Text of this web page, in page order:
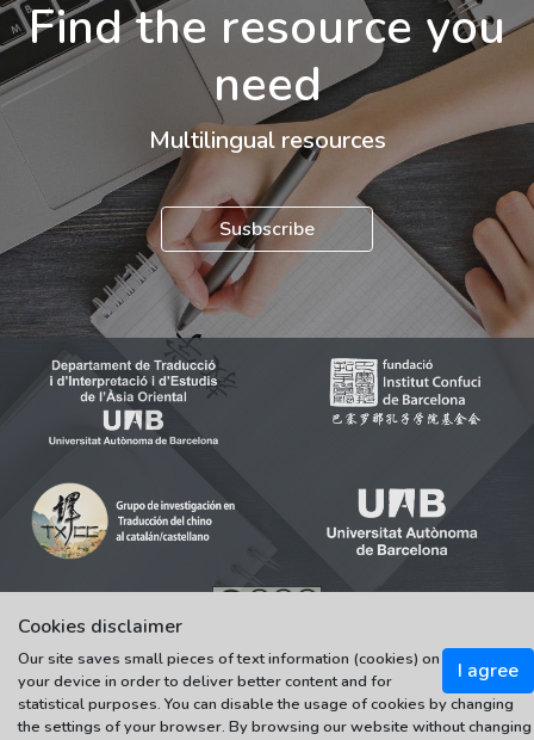
Find the resource you
need
Multilingual resources
Susbscribe
© 2021-2022 Universitat Autònoma de Barcelona
Tots els drets reservats
Cookies disclaimer
I agree
Our site saves small pieces of text information (cookies) on
your device in order to deliver better content and for
statistical purposes. You can disable the usage of cookies by changing
the settings of your browser. By browsing our website without changing